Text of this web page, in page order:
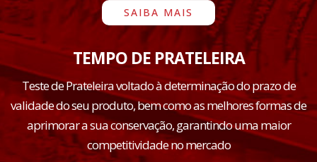
SAIBA MAIS
TEMPO DE PRATELEIRA
Teste de Prateleira voltado à determinação do prazo de
validade do seu produto, bem como as melhores formas de
aprimorar a sua conservação, garantindo uma maior
competitividade no mercado